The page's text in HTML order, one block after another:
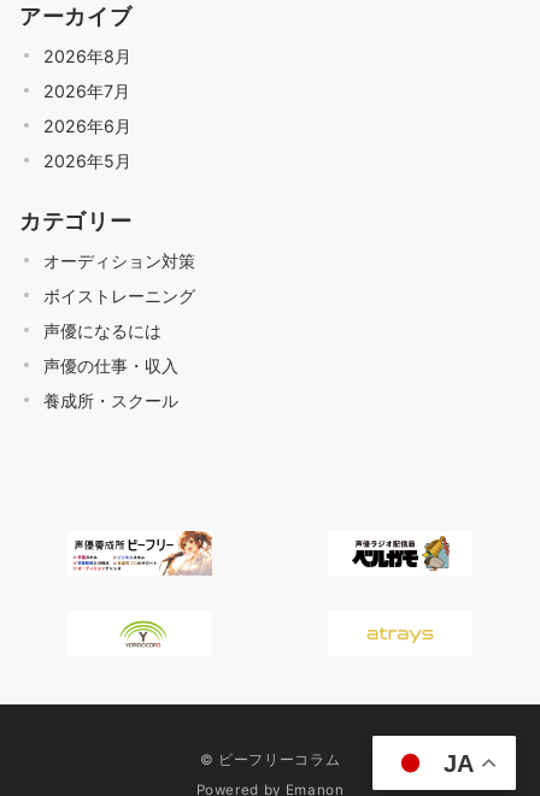
アーカイブ
2026年8月
2026年7月
2026年6月
2026年5月
カテゴリー
オーディション対策
ボイストレーニング
声優になるには
声優の仕事・収入
養成所・スクール
© ビーフリーコラム
Powered by Emanon
JA